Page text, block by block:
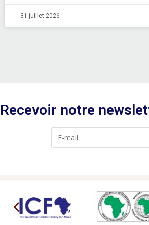
31 juillet 2026
Recevoir notre